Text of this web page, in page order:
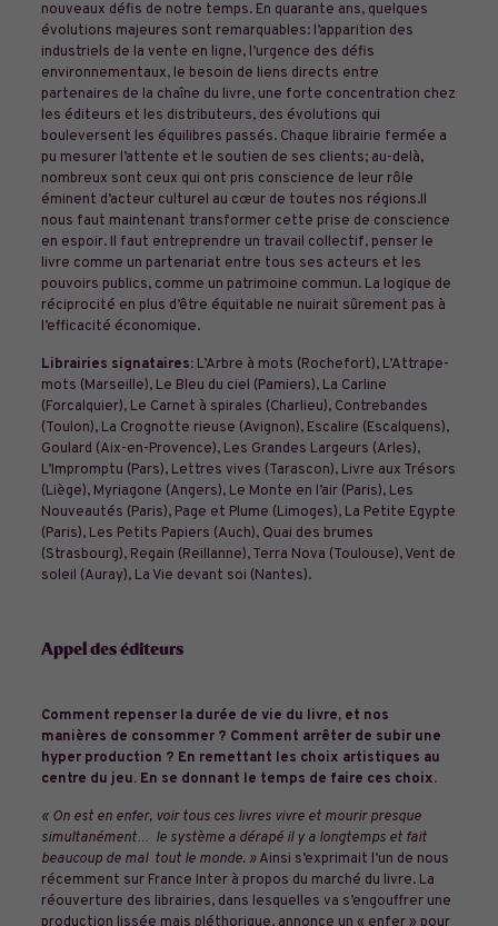
nouveaux défis de notre temps. En quarante ans, quelques
évolutions majeures sont remarquables: l’apparition des
industriels de la vente en ligne, l’urgence des défis
environnementaux, le besoin de liens directs entre
partenaires de la chaîne du livre, une forte concentration chez
les éditeurs et les distributeurs, des évolutions qui
bouleversent les équilibres passés. Chaque librairie fermée a
pu mesurer l’attente et le soutien de ses clients; au-delà,
nombreux sont ceux qui ont pris conscience de leur rôle
éminent d’acteur culturel au cœur de toutes nos régions.Il
nous faut maintenant transformer cette prise de conscience
en espoir. Il faut entreprendre un travail collectif, penser le
livre comme un partenariat entre tous ses acteurs et les
pouvoirs publics, comme un patrimoine commun. La logique de
réciprocité en plus d’être équitable ne nuirait sûrement pas à
l’efficacité économique.
Librairies signataires:L’Arbre à mots (Rochefort), L’Attrape-
mots (Marseille), Le Bleu du ciel (Pamiers), La Carline
(Forcalquier), Le Carnet à spirales (Charlieu), Contrebandes
(Toulon), La Crognotte rieuse (Avignon), Escalire (Escalquens),
Goulard (Aix-en-Provence), Les Grandes Largeurs (Arles),
L’Impromptu (Pars), Lettres vives (Tarascon), Livre aux Trésors
(Liège), Myriagone (Angers), Le Monte en l’air (Paris), Les
Nouveautés (Paris), Page et Plume (Limoges), La Petite Egypte
(Paris), Les Petits Papiers (Auch), Quai des brumes
(Strasbourg), Regain (Reillanne), Terra Nova (Toulouse), Vent de
soleil (Auray), La Vie devant soi (Nantes).
Appel des éditeurs
Comment repenser la durée de vie du livre, et nos
manières de consommer ? Comment arrêter de subir une
hyper production ? En remettant les choix artistiques au
centre du jeu. En se donnant le temps de faire ces choix.
« On est en enfer, voir tous ces livres vivre et mourir presque
simultanément… le système a dérapé il y a longtemps et fait
beaucoup de mal tout le monde. »Ainsi s’exprimait l’un de nous
récemment sur France Inter à propos du marché du livre. La
réouverture des librairies, dans lesquelles va s’engouffrer une